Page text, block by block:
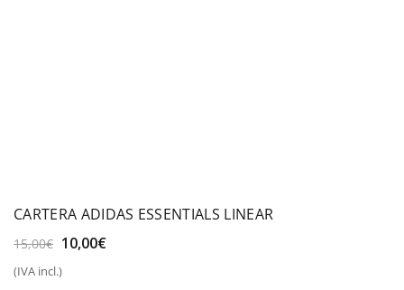
CARTERA ADIDAS ESSENTIALS LINEAR
15,00€ El
original
10,00€El
(IVA incl.)